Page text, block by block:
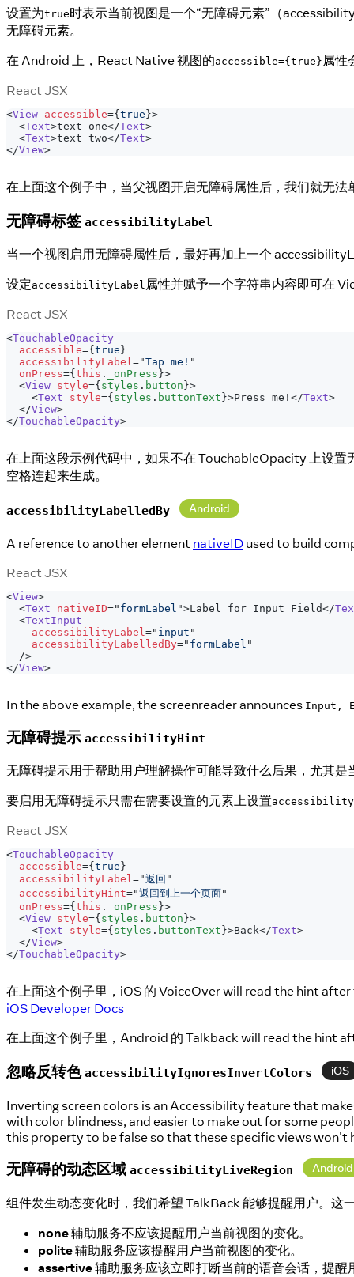
设置为true时表示当前视图是一个“无障碍元素”（
无障碍元素。
在 Android 上，React Native 视图的accessible={true} 属性
React JSX
<View accessible={ true }>
<Text>text one</Text>
<Text>text two</Text>
</View>
在上面这个例子中，当父视图开启无障碍属性后，我们就无
无障碍标签 accessibilityLabel
当一个视图启用无障碍属性后，最好再加上一个
设定accessibilityLabel 属性并赋予一个字符串内容即可在
React JSX
<TouchableOpacity
accessible={ true }
accessibilityLabel="Tap me! "
onPress={ this . _onPress }>
<View style={ styles . button }>
<Text style={ styles . buttonText }>Press me! </Text>
</View>
</TouchableOpacity>
在上面这段示例代码中，如果不在 TouchableOpacity 上设
空格连起来生成。
accessibilityLabelledBy Android
A reference to another element nativeID used to build
React JSX
<View>
<Text nativeID=" formLabel ">Label for Input Field</
<TextInput
accessibilityLabel =" input "
accessibilityLabelledBy=" formLabel "
/>
</View>
In the above example, the screenreader announces Input,
无障碍提示 accessibilityHint
无障碍提示用于帮助用户理解操作可能导致什么后果，尤其
要启用无障碍提示只需在需要设置的元素上设置
React JSX
<TouchableOpacity
accessible={ true }
accessibilityLabel="返回 "
accessibilityHint="返回到上一个页面"
onPress={ this . _onPress }>
<View style={ styles . button }>
<Text style={ styles . buttonText }>Back</Text>
</View>
</TouchableOpacity>
在上面这个例子里，iOS 的 VoiceOver will read the hint
iOS Developer Docs
在上面这个例子里，Android 的 Talkback will read the hint
忽略反转色accessibilityIgnoresInvertColors iOS
Inverting screen colors is an Accessibility feature that
with color blindness, and easier to make out for some
this property to be false so that these specific views won't
无障碍的动态区域 accessibilityLiveRegion Android
组件发生动态变化时，我们希望 TalkBack 能够提醒用户。这
none辅助服务不应该提醒用户当前视图的变化。
polite辅助服务应该提醒用户当前视图的变化。
assertive辅助服务应该立即打断当前的语音会话，提醒